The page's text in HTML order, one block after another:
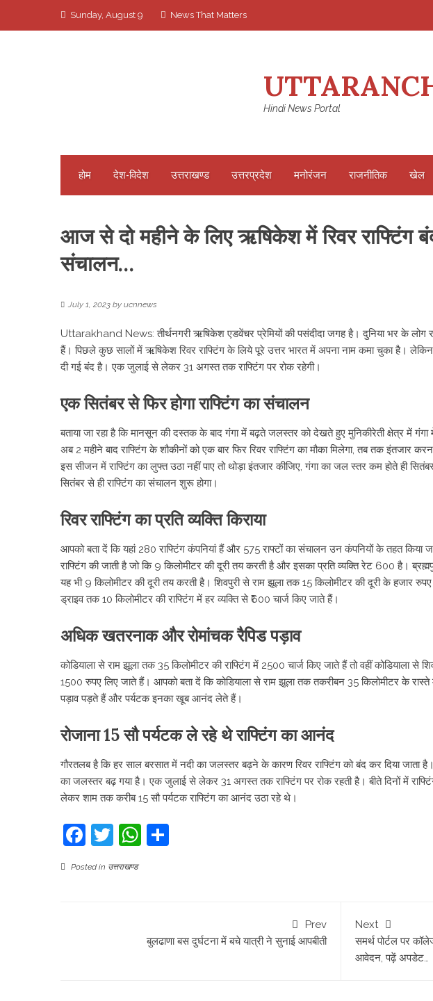
Sunday, August 9 News That Matters
Hindi News Portal
होम देश-विदेश उत्तराखण्ड उत्तरप्रदेश मनोरंजन राजनीतिक खेल
आज से दो महीने के लिए ऋषिकेश में रिवर राफ्टिंग
संचालन…
July 1, 2023 by ucnnews
Uttarakhand News: तीर्थनगरी ऋषिकेश एडवेंचर प्रेमियों की पसंदीदा जगह है। दुनिया भर के
हैं। पिछले कुछ सालों में ऋषिकेश रिवर राफ्टिंग के लिये पूरे उत्तर भारत में अपना नाम कमा चुका है।
दी गई बंद है। एक जुलाई से लेकर 31 अगस्त तक राफ्टिंग पर रोक रहेगी।
एक सितंबर से फिर होगा राफ्टिंग का संचालन
बताया जा रहा है कि मानसून की दस्तक के बाद गंगा में बढ़ते जलस्तर को देखते हुए मुनिकीरेती क्षेत्र में गंगा में
अब 2 महीने बाद राफ्टिंग के शौकीनों को एक बार फिर रिवर राफ्टिंग का मौका मिलेगा, तब तक इंतजार
इस सीजन में राफ्टिंग का लुफ्त उठा नहीं पाए तो थोड़ा इंतजार कीजिए, गंगा का जल स्तर कम होते ही
सितंबर से ही राफ्टिंग का संचालन शुरू होगा।
रिवर राफ्टिंग का प्रति व्यक्ति किराया
आपको बता दें कि यहां 280 राफ्टिंग कंपनियां हैं और 575 राफ्टों का संचालन उन कंपनियों के तहत
राफ्टिंग की जाती है जो कि 9 किलोमीटर की दूरी तय करती है और इसका प्रति व्यक्ति रेट 600 है।
यह भी 9 किलोमीटर की दूरी तय करती है। शिवपुरी से राम झूला तक 15 किलोमीटर की दूरी के हजार
ड्राइव तक 10 किलोमीटर की राफ्टिंग में हर व्यक्ति से ₹600 चार्ज किए जाते हैं।
अधिक खतरनाक और रोमांचक रैपिड पड़ाव
कोडियाला से राम झूला तक 35 किलोमीटर की राफ्टिंग में 2500 चार्ज किए जाते हैं तो वहीं कोडियाला से
1500 रुपए लिए जाते हैं। आपको बता दें कि कोडियाला से राम झूला तक तकरीबन 35 किलोमीटर के
पड़ाव पड़ते हैं और पर्यटक इनका खूब आनंद लेते हैं।
रोजाना 15 सौ पर्यटक ले रहे थे राफ्टिंग का आनंद
गौरतलब है कि हर साल बरसात में नदी का जलस्तर बढ़ने के कारण रिवर राफ्टिंग को बंद कर दिया जाता है।
का जलस्तर बढ़ गया है। एक जुलाई से लेकर 31 अगस्त तक राफ्टिंग पर रोक रहती है। बीते दिनों में
लेकर शाम तक करीब 15 सौ पर्यटक राफ्टिंग का आनंद उठा रहे थे।
Facebook
TwitterWhatsApp
Posted in उत्तराखण्ड
Prev
बुलढाणा बस दुर्घटना में बचे यात्री ने सुनाई आपबीती
Next
समर्थ पोर्टल पर
आवेदन, पढ़ें अपडेट…